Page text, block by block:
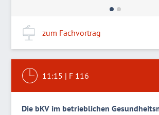
zum Fachvortrag
11:15 | F 116
Die bKV im betrieblichen